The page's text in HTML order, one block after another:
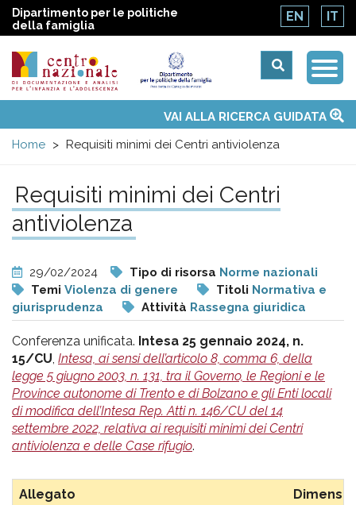
Dipartimento per le politiche
della famiglia
EN IT
Centro
nazionale
di
Documentazione
e
analisi
pr
l'infanzia
e
l'adolescenza
menu
Temi
Attività
Convenzione ONUVAI ALLA RICERCA GUIDATA
Home
Requisiti minimi dei Centri antiviolenza
Requisiti minimi dei Centri
antiviolenza
29/02/2024 Tipo di risorsa Norme nazionali
Temi Violenza di genere Titoli Normativa e
giurisprudenza
Attività Rassegna giuridica
Conferenza unificata. Intesa 25 gennaio 2024, n.
15/CU, Intesa, ai sensi dell’articolo 8, comma 6, della
legge 5 giugno 2003, n. 131, tra il Governo, le Regioni e le
Province autonome di Trento e di Bolzano e gli Enti locali
di modifica dell’Intesa Rep. Atti n. 146/CU del 14
settembre 2022, relativa ai requisiti minimi dei Centri
antiviolenza e delle Case rifugio.
Allegato